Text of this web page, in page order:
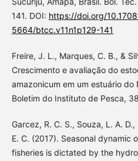
141. DOI: https://doi.org/
5664/btcc.v11n1p129-141
Freire, J. L., Marques, C. B., &
Crescimento e avaliação do
amazonicum em um estuário do
Boletim do Instituto de Pesca,
Garcez, R. C. S., Souza, L. A.
E. C. (2017). Seasonal dynamic
fisheries is dictated by the